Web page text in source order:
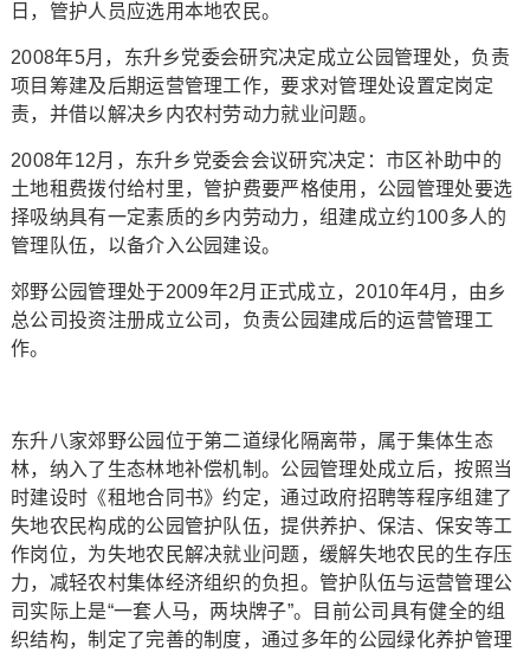
日，管护人员应选用本地农民。
2008年5月，东升乡党委会研究决定成立公园管理处，负责
项目筹建及后期运营管理工作，要求对管理处设置定岗定
责，并借以解决乡内农村劳动力就业问题。
2008年12月，东升乡党委会会议研究决定：市区补助中的
土地租费拨付给村里，管护费要严格使用，公园管理处要选
择吸纳具有一定素质的乡内劳动力，组建成立约100多人的
管理队伍，以备介入公园建设。
郊野公园管理处于2009年2月正式成立，2010年4月，由乡
总公司投资注册成立公司，负责公园建成后的运营管理工
作。
东升八家郊野公园位于第二道绿化隔离带，属于集体生态
林，纳入了生态林地补偿机制。公园管理处成立后，按照当
时建设时《租地合同书》约定，通过政府招聘等程序组建了
失地农民构成的公园管护队伍，提供养护、保洁、保安等工
作岗位，为失地农民解决就业问题，缓解失地农民的生存压
力，减轻农村集体经济组织的负担。管护队伍与运营管理公
司实际上是“一套人马，两块牌子”。目前公司具有健全的组
织结构，制定了完善的制度，通过多年的公园绿化养护管理